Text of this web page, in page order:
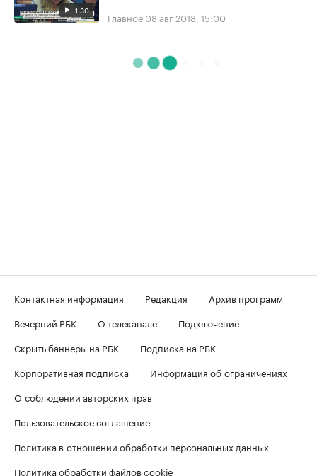
1:30 Главное 08 авг 2018, 15:00
Контактная информация Редакция
Архив программ
Вечерний РБК
О телеканале
Подключение
Скрыть баннеры на РБК
Подписка на РБК
Корпоративная подписка
Информация об ограничениях
О соблюдении авторских прав
Пользовательское соглашение
Политика в отношении обработки персональных данных
Политика обработки файлов cookie